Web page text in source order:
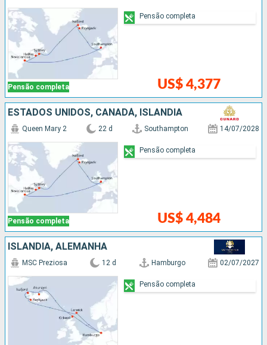
Pensão completa US$ 4,377
Pensão completa
ESTADOS UNIDOS, CANADÁ, ISLÂNDIA
Pensão completa
Queen Mary 2 22 d Southampton 14/07/2028
US$ 4,484
Pensão completa
ISLÂNDIA, ALEMANHA
MSC Preziosa 12 d Hamburgo 02/07/2027
Pensão completa